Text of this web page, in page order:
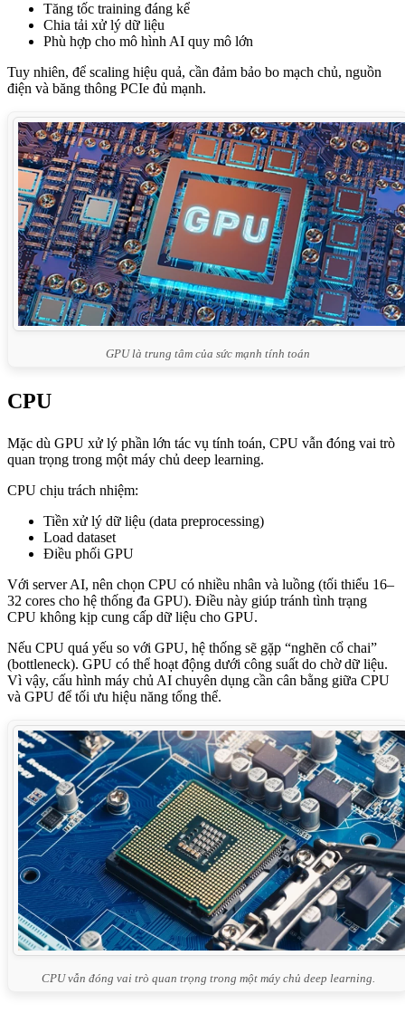
Tăng tốc training đáng kể
Chia tải xử lý dữ liệu
Phù hợp cho mô hình AI quy mô lớn
Tuy nhiên, để scaling hiệu quả, cần đảm bảo bo mạch chủ, nguồn
điện và băng thông PCIe đủ mạnh.
GPU là trung tâm của sức mạnh tính toán
CPU
Mặc dù GPU xử lý phần lớn tác vụ tính toán, CPU vẫn đóng vai trò
quan trọng trong một máy chủ deep learning.
CPU chịu trách nhiệm:
Tiền xử lý dữ liệu (data preprocessing)
Load dataset
Điều phối GPU
Với server AI, nên chọn CPU có nhiều nhân và luồng (tối thiểu 16–
32 cores cho hệ thống đa GPU). Điều này giúp tránh tình trạng
CPU không kịp cung cấp dữ liệu cho GPU.
Nếu CPU quá yếu so với GPU, hệ thống sẽ gặp “nghẽn cổ chai”
(bottleneck). GPU có thể hoạt động dưới công suất do chờ dữ liệu.
Vì vậy, cấu hình máy chủ AI chuyên dụng cần cân bằng giữa CPU
và GPU để tối ưu hiệu năng tổng thể.
CPU vẫn đóng vai trò quan trọng trong một máy chủ deep learning.